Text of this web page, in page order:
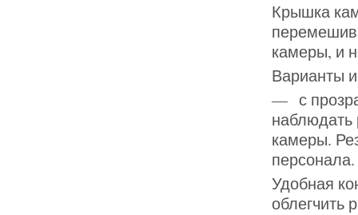
Крышка
камеры, и
Варианты
— с
наблюдать
камеры.
персонала.
Удобная
облегчить